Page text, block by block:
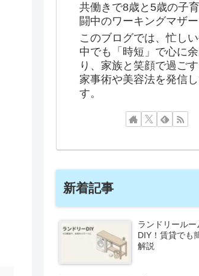
共働きで8歳と5歳の子
闘中のワーキングマザー
このブログでは、忙し
中でも「時短」で心に
り、家族と笑顔で過ご
家事術や美容法を発信
す。
新着記事
ランドリール
DIY！賃貸でも
解説